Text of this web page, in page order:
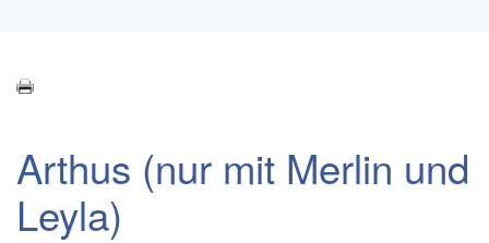
Arthus (nur mit Merlin und
Leyla)